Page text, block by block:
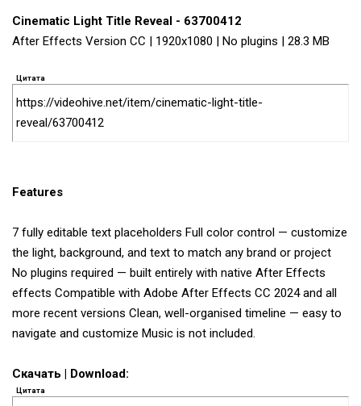
Cinematic Light Title Reveal - 63700412
After Effects Version CC | 1920x1080 | No plugins | 28.3 MB
Цитата
https://videohive.net/item/cinematic-light-title-
reveal/63700412
Features
7 fully editable text placeholders Full color control — customize
the light, background, and text to match any brand or project
No plugins required — built entirely with native After Effects
effects Compatible with Adobe After Effects CC 2024 and all
more recent versions Clean, well-organised timeline — easy to
navigate and customize Music is not included.
Скачать | Download:
Цитата